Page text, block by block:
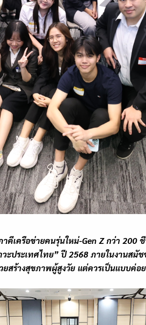
คีเครือข่ายคนรุ่นใหม่-Gen Zกว่า 200
วะประเทศไทย” ปี2568ภายในงานสมั
สร้างสุขภาพผู้สูงวัย แต่ควรเป็นแบบค่อ